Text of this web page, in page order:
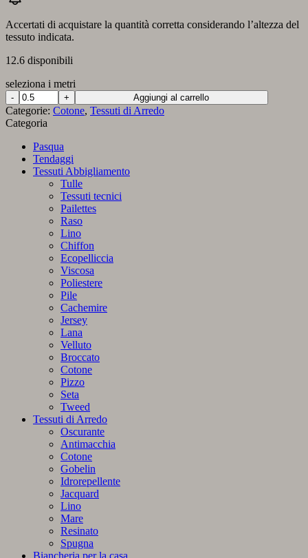
Accertati di acquistare la quantità corretta considerando l’altezza del
tessuto indicata.
12.6 disponibili
seleziona i metri
Panama
in
Puro
Cotone
Verde
quantità
Aggiungi al carrello
Categorie: Cotone, Tessuti di Arredo
Categoria
Pasqua
Tendaggi
Tessuti Abbigliamento
Tulle
Tessuti tecnici
Pailettes
Raso
Lino
Chiffon
Ecopelliccia
Viscosa
Poliestere
Pile
Cachemire
Jersey
Lana
Velluto
Broccato
Cotone
Pizzo
Seta
Tweed
Tessuti di Arredo
Oscurante
Antimacchia
Cotone
Gobelin
Idrorepellente
Jacquard
Lino
Mare
Resinato
Spugna
Biancheria per la casa